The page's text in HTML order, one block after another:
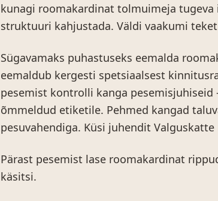
kunagi roomakardinat tolmuimeja tugeva
struktuuri kahjustada. Väldi vaakumi
Sügavamaks puhastuseks eemalda
eemaldub kergesti spetsiaalsest
pesemist kontrolli kanga
õmmeldud etiketile. Pehmed kangad
pesuvahendiga. Küsi juhendit
Pärast pesemist lase roomakardinat
käsitsi.